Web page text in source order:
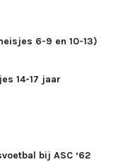
6-9 en 10-13)
14-17 jaar
bij ASC ‘62